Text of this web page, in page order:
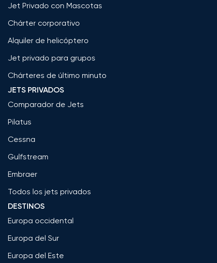
Jet Privado con Mascotas
Chárter corporativo
Alquiler de helicóptero
Jet privado para grupos
Chárteres de último minuto
JETS PRIVADOS
Comparador de Jets
Pilatus
Cessna
Gulfstream
Embraer
Todos los jets privados
DESTINOS
Europa occidental
Europa del Sur
Europa del Este